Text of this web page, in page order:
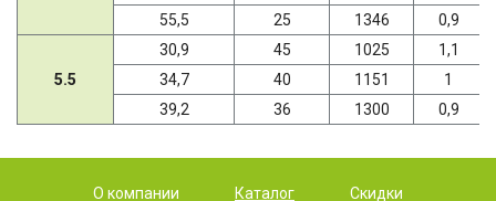
55,5
25 1346 0,9
5.5
30,9 45 1025
1,1
34,7
40 1151
1
39,2
36 1300 0,9
О компании Каталог Скидки